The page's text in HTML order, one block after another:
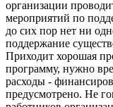
организации
мероприятий по
до сих пор нет ни
поддержание
Приходит хорошая
программу, нужно
расходы -
предусмотрено. Не